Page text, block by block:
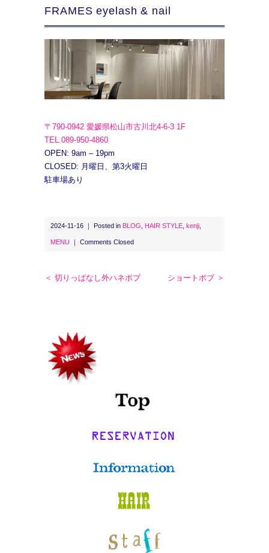
FRAMES eyelash & nail
〒790-0942 愛媛県松山市古川北4-6-3 1F
TEL.089-950-4860
OPEN: 9am – 19pm
CLOSED: 月曜日、第3火曜日
駐車場あり
2024-11-16 ｜ Posted in BLOG HAIR STYLE kenji
MENU Comments Closed
＜ 切りっぱなし外ハネボブ ショートボブ ＞